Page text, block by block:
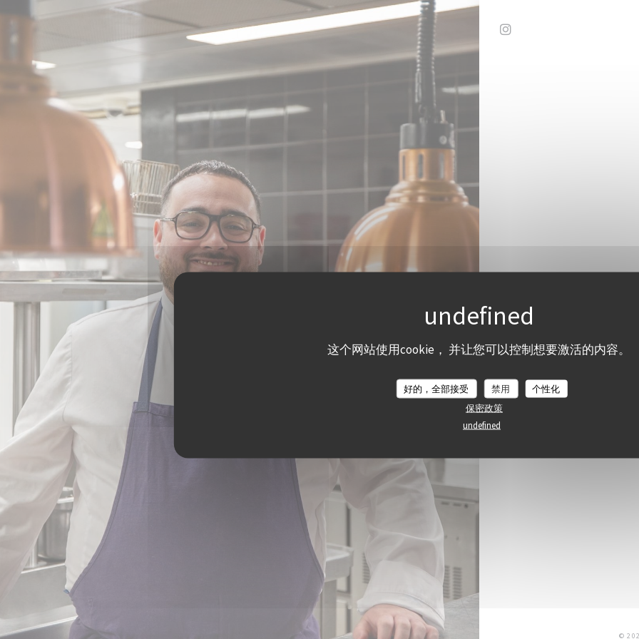
这个网站使用cookie， 并让您可以控制想要激活的内容。
好的，全部接受 禁用
个性化
保密政策
undefined
Instagram ((在新窗口中
©